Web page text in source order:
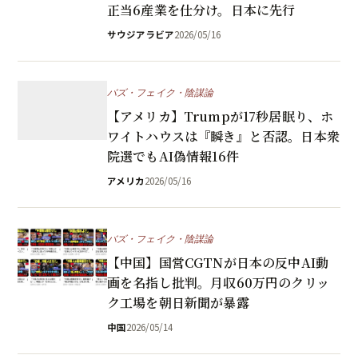
正当6産業を仕分け。日本に先行
サウジアラビア2026/05/16
バズ・フェイク・陰謀論
【アメリカ】Trumpが17秒居眠り、ホ
ワイトハウスは『瞬き』と否認。日本衆
院選でもAI偽情報16件
アメリカ2026/05/16
バズ・フェイク・陰謀論
【中国】国営CGTNが日本の反中AI動
画を名指し批判。月収60万円のクリッ
ク工場を朝日新聞が暴露
中国2026/05/14